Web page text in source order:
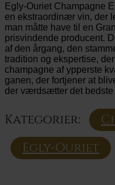
Egly-Ouriet Champagne
en ekstraordinær vin, der
man måtte have til en
prisvindende producent.
af den årgang, den
tradition og ekspertise,
champagne af ypperste
ganen, der fortjener at
der værdsætter det bedste
Kategorier:
Egly-Ouriet